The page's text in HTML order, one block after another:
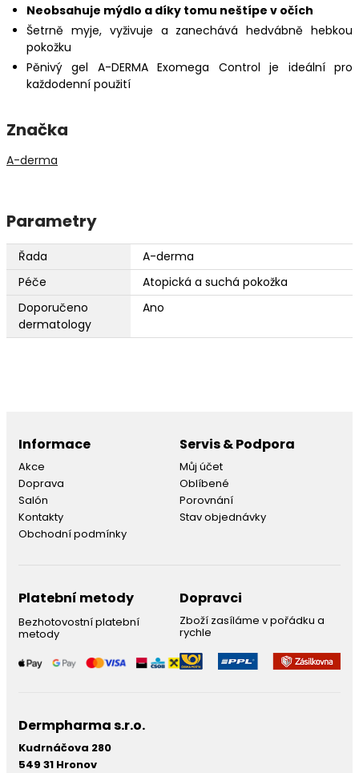
Neobsahuje mýdlo a díky tomu neštípe v očích
Šetrně myje, vyživuje a zanechává hedvábně hebkou
pokožku
Pěnivý gel A-DERMA Exomega Control je ideální pro
každodenní použití
Značka
A-derma
Parametry
Řada
A-derma
Péče
Atopická a suchá pokožka
Doporučeno
dermatology
Ano
Informace
Akce
Doprava
Salón
Kontakty
Obchodní podmínky
Servis & Podpora
Můj účet
Oblíbené
Porovnání
Stav objednávky
Platební metody
Bezhotovostní platební
metody
Dopravci
Zboží zasíláme v pořádku a
rychle
Dermpharma s.r.o.
Kudrnáčova 280
549 31 Hronov